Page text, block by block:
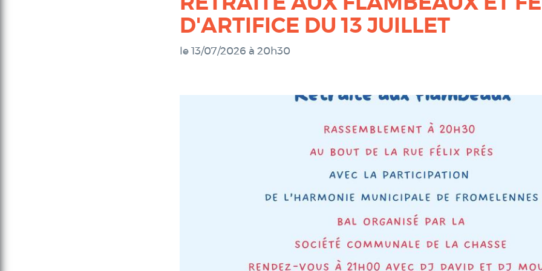
D'ARTIFICE DU 13 JUILLET
le 13/07/2026 à 20h30